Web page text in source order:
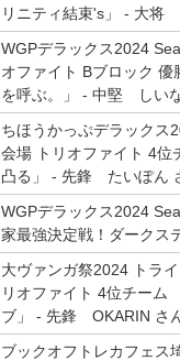
リニティ結束's」 - 大将
WGPデラックス2024
オファイト Bブロック
を呼ぶ。」 - 中堅 しい
ちほうかっぷデラックス
会場 トリオファイト 4
凸る」 - 先鋒 たいぽん
WGPデラックス2024
家最強決定戦！ダークス
大ヴァンガ祭2024 トラ
リオファイト 4位チー
ブ」 - 先鋒 OKARIN さ
ブックオフトレカフェス